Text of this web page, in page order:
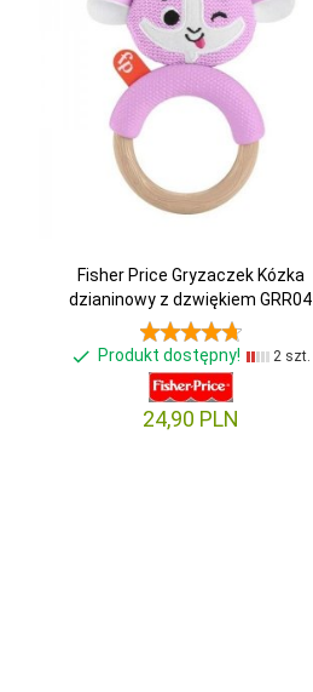
Fisher Price Gryzaczek Kózka
dzianinowy z dzwiękiem GRR04
Produkt dostępny! 2 szt.
24,90 PLN